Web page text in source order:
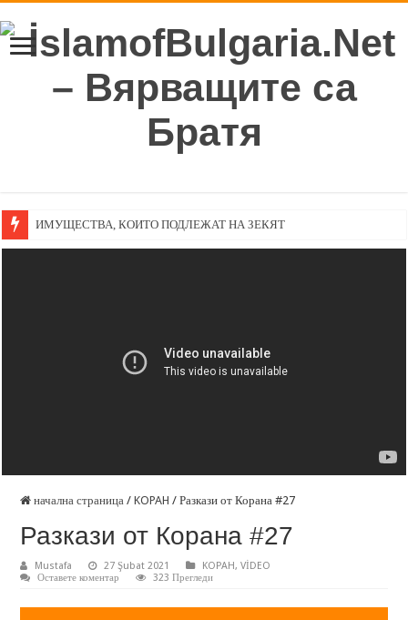
ИМУЩЕСТВА, КОИТО ПОДЛЕЖАТ НА ЗЕКЯТ
начална страница / KOPAH / Разкази от Корана #27
Разкази от Корана #27
Mustafa 27 Şubat 2021 KOPAH,VİDEO
Оставете коментар
323 Прегледи